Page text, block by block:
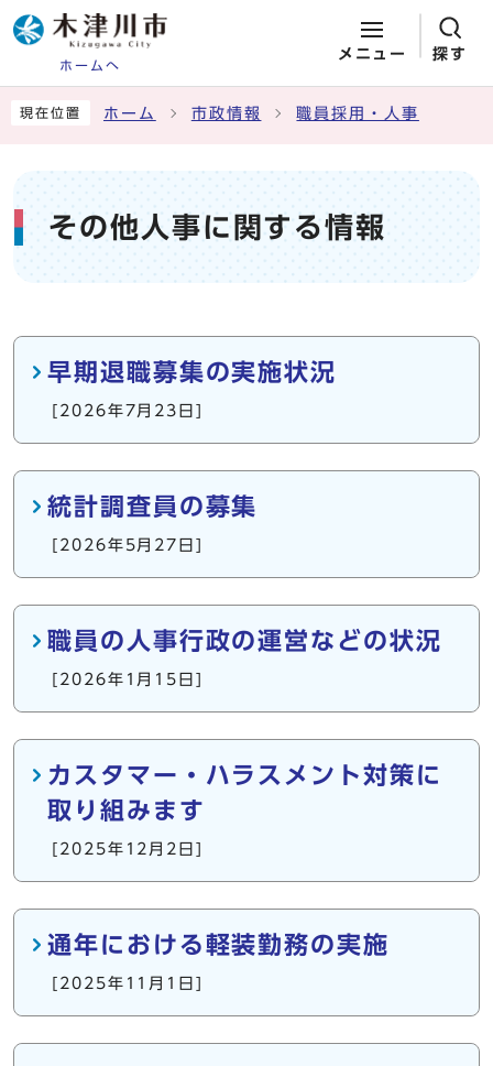
ホームへ
メニュー 探す
現在位置 ホーム 市政情報 職員採用・人事
その他人事に関する情報
メインメニュー
早期退職募集の実施状況
[2026年7月23日]
統計調査員の募集
[2026年5月27日]
職員の人事行政の運営などの状況
[2026年1月15日]
カスタマー・ハラスメント対策に
取り組みます
[2025年12月2日]
通年における軽装勤務の実施
[2025年11月1日]